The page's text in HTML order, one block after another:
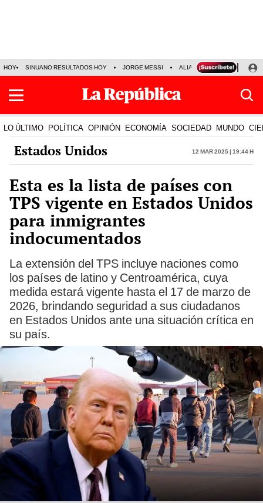
HOY SINUANO RESULTADOS HOY JORGE MESSI ALIANZA LIMA VS SPORT
LO ÚLTIMO POLÍTICA OPINIÓN ECONOMÍA SOCIEDAD MUNDO
Estados Unidos 12 Mar 2025 | 19:44 h
Esta es la lista de países con
TPS vigente en Estados Unidos
para inmigrantes
indocumentados
La extensión del TPS incluye naciones como
los países de latino y Centroamérica, cuya
medida estará vigente hasta el 17 de marzo de
2026, brindando seguridad a sus ciudadanos
en Estados Unidos ante una situación crítica en
su país.